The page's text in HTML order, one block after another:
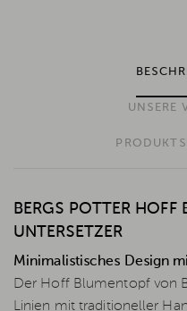
UNSERE
BERGS POTTER HOFF
UNTERSETZER
Minimalistisches Design
Der Hoff Blumentopf von
Linien mit traditioneller